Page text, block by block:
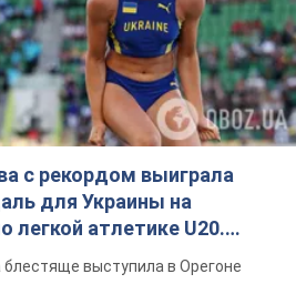
с рекордом выиграла
для Украины на
легкой атлетике U20.
выступила в Орегоне